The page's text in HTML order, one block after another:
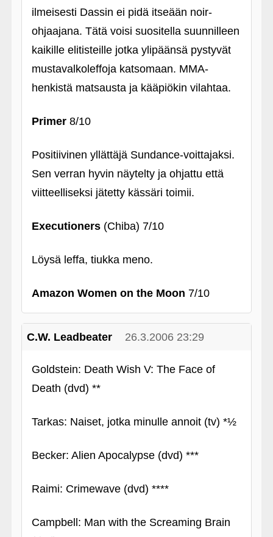
ilmeisesti Dassin ei pidä itseään noir-
ohjaajana. Tätä voisi suositella suunnilleen
kaikille elitisteille jotka ylipäänsä pystyvät
mustavalkoleffoja katsomaan. MMA-
henkistä matsausta ja kääpiökin vilahtaa.
Primer8/10
Positiivinen yllättäjä Sundance-voittajaksi.
Sen verran hyvin näytelty ja ohjattu että
viitteelliseksi jätetty kässäri toimii.
Executioners(Chiba) 7/10
Löysä leffa, tiukka meno.
Amazon Women on the Moon 7/10
C.W. Leadbeater 26.3.2006 23:29
Goldstein: Death Wish V: The Face of
Death (dvd) **
Tarkas: Naiset, jotka minulle annoit (tv) *½
Becker: Alien Apocalypse (dvd) ***
Raimi: Crimewave (dvd) ****
Campbell: Man with the Screaming Brain